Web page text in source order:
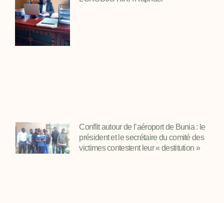
Conflit autour de l’aéroport de Bunia : le
président et le secrétaire du comité des
victimes contestent leur « destitution »